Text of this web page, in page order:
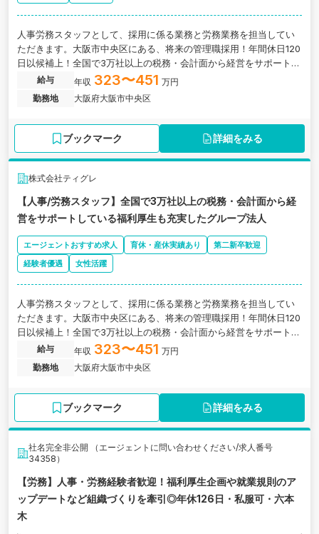
人事労務スタッフとして、採用に係る業務と労務業務を担当してい
ただきます。大阪市中央区にある、将来の管理職採用！年間休日120
日以候補上！全国で3万社以上の税務・会計面から経営をサポートし
ている福利厚生も充実したグループ法人
給与 年収 323〜451 万円
勤務地
大阪府大阪市中央区
ブックマーク 詳細をみる
株式会社ティグレ
【人事/労務スタッフ】全国で3万社以上の税務・会計面から経
営をサポートしている福利厚生も充実したグループ法人
エージェントおすすめ求人 育休・産休実績あり
第二新卒歓迎
経験者優遇
女性活躍
人事労務スタッフとして、採用に係る業務と労務業務を担当してい
ただきます。大阪市中央区にある、将来の管理職採用！年間休日120
日以候補上！全国で3万社以上の税務・会計面から経営をサポートし
ている福利厚生も充実したグループ法人
給与 年収 323〜451 万円
勤務地
大阪府大阪市中央区
ブックマーク 詳細をみる
社名完全非公開 （エージェントに問い合わせください/求人番号
34358）
【労務】人事・労務経験者歓迎！福利厚生企画や就業規則のア
ップデートなど組織づくりを牽引◎年休126日・私服可・六本
木